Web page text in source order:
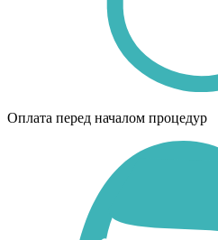
Оплата перед началом процедур